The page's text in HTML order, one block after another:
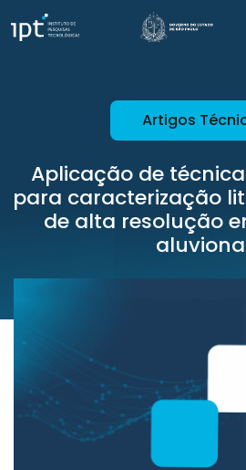
Artigos
Aplicação de
para caracterização
de alta resolução